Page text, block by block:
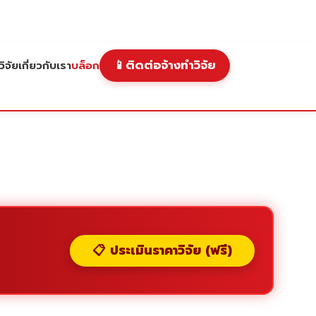
จัยเกี่ยวกับเราบล็อก 📱 ติดต่อจ้างทำวิจัย
📋 ประเมินราคาวิจัย (ฟรี)